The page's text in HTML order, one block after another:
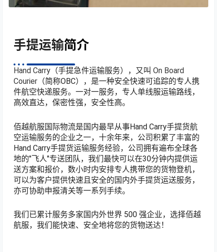
手提运输简介
Hand Carry （手提急件运输服务），又叫 On Board
Courier （简称OBC），是一种安全快速可追踪的专人携
件航空快递服务。一对一服务，专人单线服运输路线，
高效直达，保密性强，安全性高。
佰越航服国际物流是国内最早从事Hand Carry手提货航
空运输服务的企业之一，十余年来，公司积累了丰富的
Hand Carry手提货运输服务经验，公司拥有遍布全球各
地的"飞人"专送团队，我们最快可以在30分钟内提供运
送方案和报价，数小时内安排专人携带您的货物登机，
可以为客户提供快速且安全的国内外手提货运送服务，
亦可协助申报清关等一系列手续。
我们已累计服务多家国内外世界 500 强企业，选择佰越
航服，我们能快速、安全地将您的货物送达！